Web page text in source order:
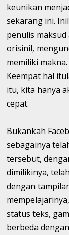
keunikan
sekarang ini.
penulis maksud
orisinil,
memiliki
Keempat hal
itu, kita hanya
cepat.
Bukankah
sebagainya
tersebut,
dimilikinya,
dengan
status teks,
berbeda